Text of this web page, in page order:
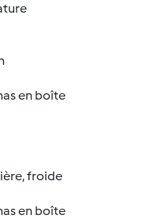
en boîte
froide
en boîte